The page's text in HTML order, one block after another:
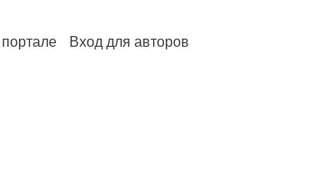
Вход для авторов